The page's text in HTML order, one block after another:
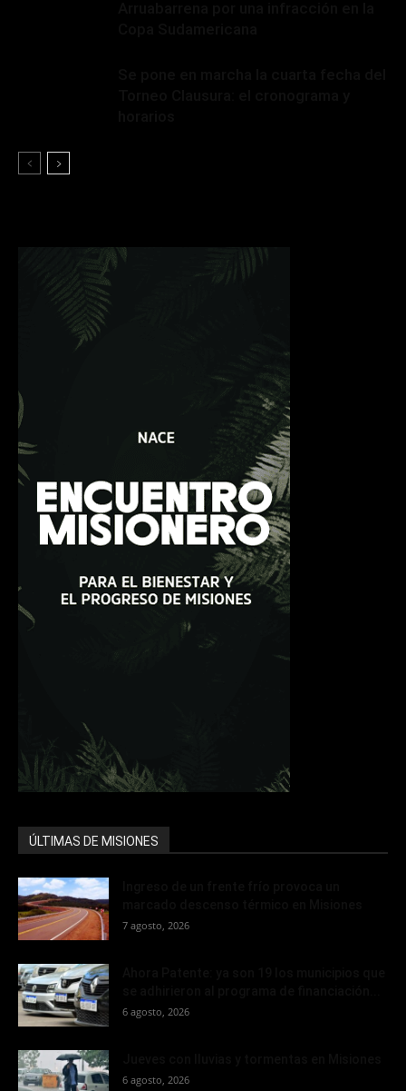
ÚLTIMAS DE MISIONES
7 agosto, 2026
6 agosto, 2026
6 agosto, 2026